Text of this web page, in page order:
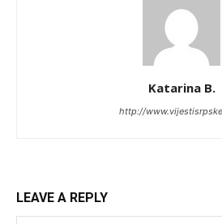
Katarina B.
http://
LEAVE A REPLY